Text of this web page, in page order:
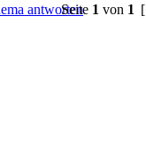
Seite 1 von 1